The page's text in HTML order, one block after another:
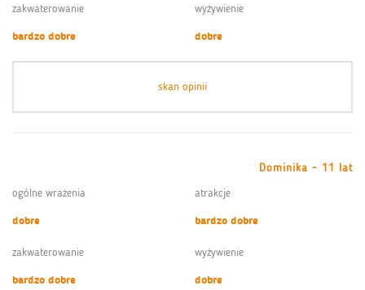
zakwaterowanie
bardzo dobre
wyżywienie
dobre
skan opinii
Dominika - 11 lat
ogólne wrażenia
dobre
atrakcje
bardzo dobre
zakwaterowanie
bardzo dobre
wyżywienie
dobre